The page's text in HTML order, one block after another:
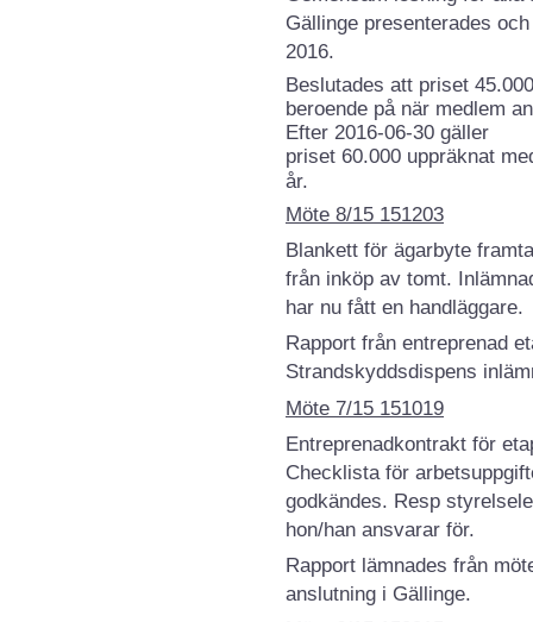
Gällinge presenterades
2016.
Beslutades att priset
beroende på när medlem
Efter 2016-06-30 gäller
priset 60.000 uppräknat
år.
Möte 8/15 151203
Blankett för ägarbyte
från inköp av tomt.
har nu fått en handläggare.
Rapport från entreprenad
Strandskyddsdispens
Möte 7/15 151019
Entreprenadkontrakt för
Checklista för
godkändes. Resp
hon/han ansvarar för.
Rapport lämnades från
anslutning i Gällinge.